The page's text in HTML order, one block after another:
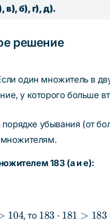
в), б), г), д).
решение
один множитель в
у которого больше
порядке убывания (от
183 (a и е):
104, то 183
183 ⋅ 181 > 183